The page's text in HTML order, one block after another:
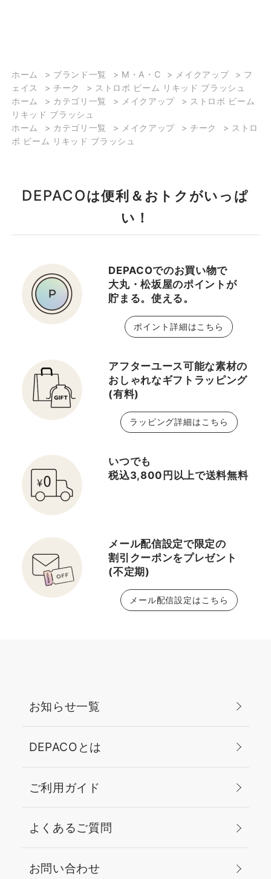
ホーム > ブランド一覧 > M・A・C > メイクアップ > フ
ェイス
> チーク > ストロボ ビーム リキッド ブラッシュ
ホーム
> カテゴリ一覧 > メイクアップ > ストロボ ビーム
リキッド ブラッシュ
ホーム
> カテゴリ一覧 > メイクアップ > チーク > ストロ
ボ ビーム リキッド ブラッシュ
DEPACOは便利＆おトクがいっぱ
い！
DEPACOでのお買い物で
大丸・松坂屋のポイントが
貯まる。使える。
ポイント詳細はこちら
アフターユース可能な素材の
おしゃれなギフトラッピング
(有料)
ラッピング詳細はこちら
いつでも
税込3,800円以上で送料無料
メール配信設定で限定の
割引クーポンをプレゼント
(不定期)
メール配信設定はこちら
お知らせ一覧
DEPACOとは
ご利用ガイド
よくあるご質問
お問い合わせ